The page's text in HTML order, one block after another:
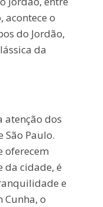
acontece o
do Jordão,
da
atenção dos
São Paulo.
oferecem
da cidade, é
e
Cunha, o